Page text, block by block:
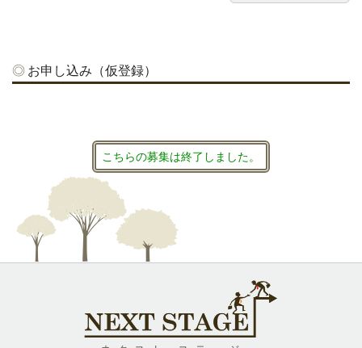
お申し込み（仮登録）
こちらの募集は終了しました。